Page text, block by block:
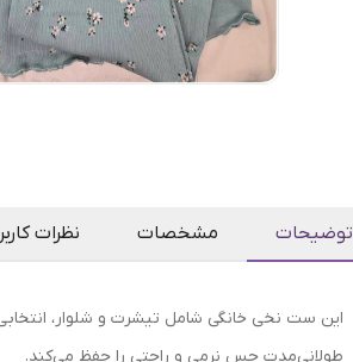
توضیحات مشخصات نظرات
این ست نخی خانگی شامل تیشرت و شلوار،
طولانی‌مدت حس نرمی و راحتی را حفظ می‌کند.